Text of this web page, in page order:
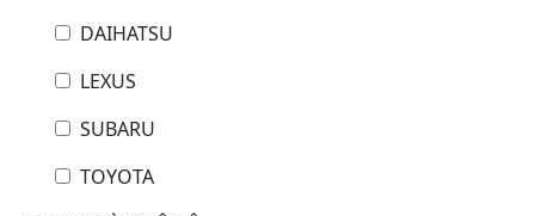
DAIHATSU
LEXUS
SUBARU
TOYOTA